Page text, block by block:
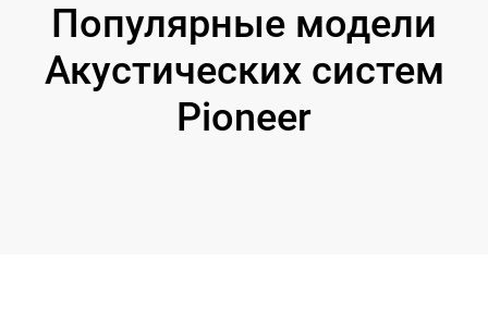
Популярные модели
Акустических систем
Pioneer